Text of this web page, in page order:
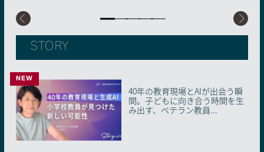
STORY
NEW
40年の教育現場とAIが出会う瞬
間。子どもに向き合う時間を生
み出す、ベテラン教員...
「AIの限界」を知ることが近道
だった。未経験の営業企画が1
年で複数ツールを開発で...
AIとロボットが織りなす日本の
未来：社会実装に挑む共創プラ
ットフォーム・AIRo...
キャリアコンサルタントならで
はの気づき。世代ごとに適した
生成AIとの付き合い方【...
転職後のスタートダッシュに成
功。生成AIをキャリアの味方に
つけるコツ【Story...